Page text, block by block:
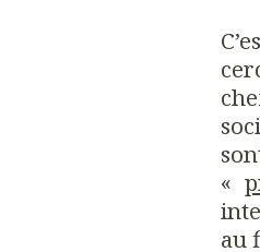
«
au